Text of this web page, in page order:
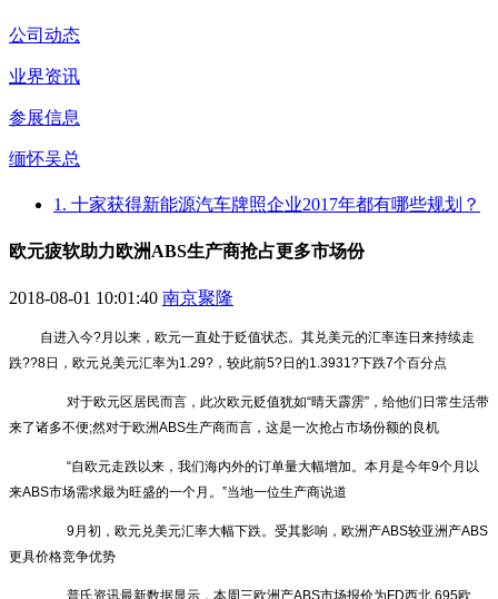
公司动态
业界资讯
参展信息
缅怀吴总
1. 十家获得新能源汽车牌照企业2017年都有哪些规划？
欧元疲软助力欧洲ABS生产商抢占更多市场份
2018-08-01 10:01:40 南京聚隆
自进入今?月以来，欧元一直处于贬值状态。其兑美元的汇率连日来持续走
跌??8日，欧元兑美元汇率为1.29?，较此前5?日的1.3931?下跌7个百分点
对于欧元区居民而言，此次欧元贬值犹如“晴天霹雳”，给他们日常生活带
来了诸多不便;然对于欧洲ABS生产商而言，这是一次抢占市场份额的良机
“自欧元走跌以来，我们海内外的订单量大幅增加。本月是今年9个月以
来ABS市场需求最为旺盛的一个月。”当地一位生产商说道
9月初，欧元兑美元汇率大幅下跌。受其影响，欧洲产ABS较亚洲产ABS
更具价格竞争优势
普氏资讯最新数据显示，本周三欧洲产ABS市场报价为FD西北,695欧